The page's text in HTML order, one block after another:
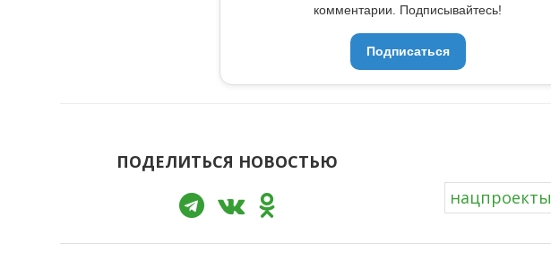
комментарии. Подписывайтесь!
Подписаться
ПОДЕЛИТЬСЯ НОВОСТЬЮ
нацпроекты